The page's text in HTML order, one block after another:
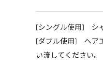
[シングル使用] シ
[ダブル使用] ヘア
い流してください。